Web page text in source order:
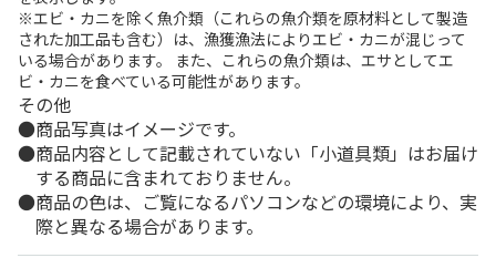
※エビ・カニを除く魚介類（これらの魚介類を原材料として製造
された加工品も含む）は、漁獲漁法によりエビ・カニが混じって
いる場合があります。 また、これらの魚介類は、エサとしてエ
ビ・カニを食べている可能性があります。
その他
商品写真はイメージです。
商品内容として記載されていない「小道具類」はお届け
する商品に含まれておりません。
商品の色は、ご覧になるパソコンなどの環境により、実
際と異なる場合があります。